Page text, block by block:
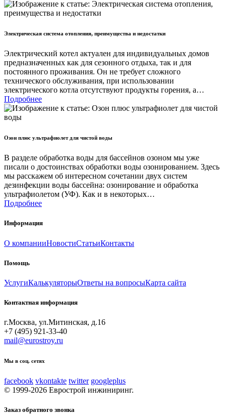
Электрическая система отопления, преимущества и недостатки
Электрический котел актуален для индивидуальных домов
предназначенных как для сезонного отдыха, так и для
постоянного проживания. Он не требует сложного
технического обслуживания, при использовании
электрического котла отсутствуют продукты горения, а…
Подробнее
Озон плюс ультрафиолет для чистой воды
В разделе обработка воды для бассейнов озоном мы уже
писали о достоинствах обработки воды озонированием. Здесь
мы расскажем об интересном сочетании двух систем
дезинфекции воды бассейна: озонирование и обработка
ультрафиолетом (УФ). Как и в некоторых…
Подробнее
Информация
О компанииНовостиСтатьиКонтакты
Помощь
УслугиКалькуляторыОтветы на вопросыКарта сайта
Контактная информация
г.Москва, ул.Митинская, д.16
+7 (495) 921-33-40
mail@eurostroy.ru
Мы в соц. сетях
facebook vkontakte twitter googleplus
© 1999-2026 Еврострой инжиниринг.
Заказ обратного звонка